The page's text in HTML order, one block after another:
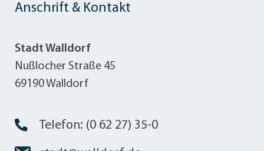
Anschrift & Kontakt
Stadt Walldorf
Nußlocher Straße 45
69190 Walldorf
Telefon: (0 62 27) 35-0